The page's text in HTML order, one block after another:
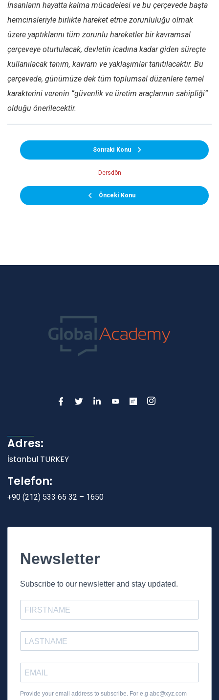
İnsanların hayatta kalma mücadelesi ve bu çerçevede başta
hemcinsleriyle birlikte hareket etme zorunluluğu olmak
üzere yaptıklarını tüm zorunlu hareketler bir kavramsal
çerçeveye oturtulacak, devletin icadına kadar giden süreçte
kullanılacak tanım, kavram ve yaklaşımlar tanıtılacaktır. Bu
çerçevede, günümüze dek tüm toplumsal düzenlere temel
karakterini verenin “güvenlik ve üretim araçlarının sahipliği”
olduğu önerilecektir.
Önceki Konu
Dersdön
Sonraki Konu
Adres:
İstanbul TURKEY
Telefon:
+90 (212) 533 65 32 – 1650
Newsletter
Subscribe to our newsletter and stay updated.
Provide your email address to subscribe. For e.g abc@xyz.com